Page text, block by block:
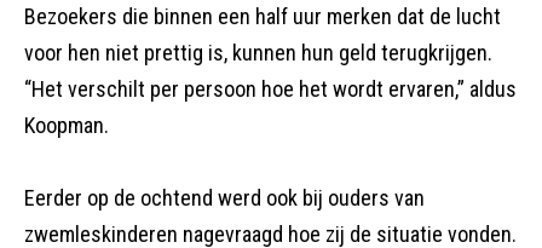
Bezoekers die binnen een half uur merken dat de lucht
voor hen niet prettig is, kunnen hun geld terugkrijgen.
“Het verschilt per persoon hoe het wordt ervaren,” aldus
Koopman.
Eerder op de ochtend werd ook bij ouders van
zwemleskinderen nagevraagd hoe zij de situatie vonden.